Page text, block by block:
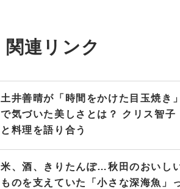
関連リンク
土井善晴が「時間をかけた目玉焼き
で気づいた美しさとは？ クリス智子
と料理を語り合う
米、酒、きりたんぽ…秋田のおいし
ものを支えていた「小さな深海魚」